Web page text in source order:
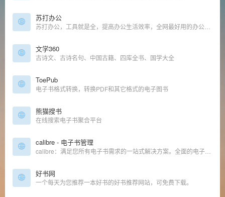
苏打办公
文学360
古诗文、古诗名句、中国古籍、四库全书、国学大全
ToePub
电子书格式转换，转换PDF和其它格式的电子图书
熊猫搜书
在线搜索电子书聚合平台
calibre - 电子书管理
好书网
一个每天为您推荐一本好书的好书推荐网站，可免费下载。